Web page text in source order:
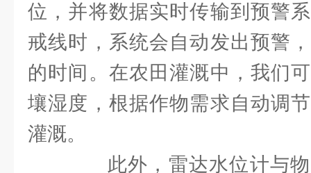
位，并将数据实时传输到预警
戒线时，系统会自动发出预警
的时间。在农田灌溉中，我们
壤湿度，根据作物需求自动调
灌溉。
此外，雷达水位计与物